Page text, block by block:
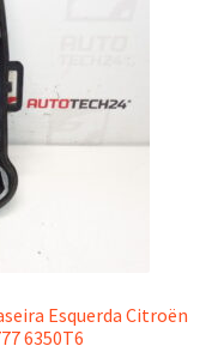
Esquerda Citroën
6350T6